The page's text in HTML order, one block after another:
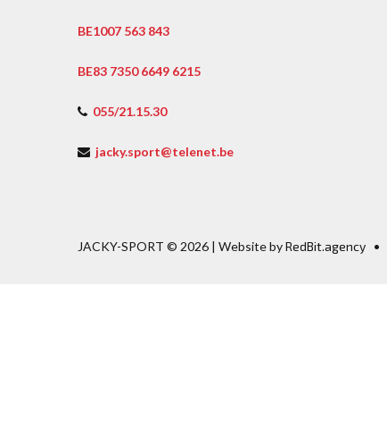
BE1007 563 843
BE83 7350 6649 6215
055/21.15.30
jacky.sport@telenet.be
JACKY-SPORT © 2026 | Website byRedBit.agency •